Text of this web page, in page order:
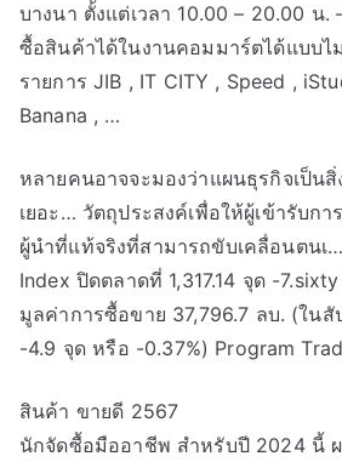
บางนา ตั้งแต่เวลา 10.00 – 20.00 น.
ซื้อสินค้าได้ในงานคอมมาร์ตได้แบบ
รายการ JIB , IT CITY , Speed ,
Banana , …
หลายคนอาจจะมองว่าแผนธุรกิจเป็นสิ่
เยอะ… วัตถุประสงค์เพื่อให้ผู้เข้ารับก
ผู้นำที่แท้จริงที่สามารถขับเคลื่อนตนเ
Index ปิดตลาดที่ 1,317.14 จุด -
มูลค่าการซื้อขาย 37,796.7 ลบ. (ใน
-4.9 จุด หรือ -0.37%) Program
สินค้า ขายดี 2567
นักจัดซื้อมืออาชีพ สำหรับปี 2024 นี้